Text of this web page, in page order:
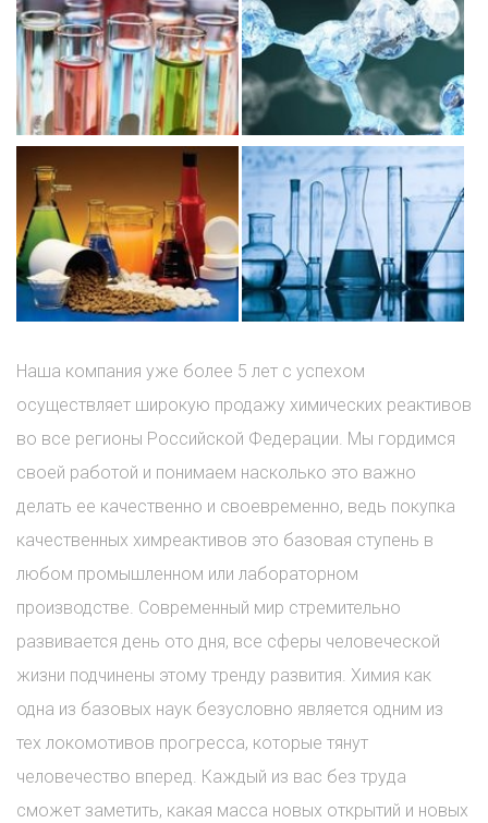
Наша компания уже более 5 лет с успехом
осуществляет широкую продажу химических реактивов
во все регионы Российской Федерации. Мы гордимся
своей работой и понимаем насколько это важно
делать ее качественно и своевременно, ведь покупка
качественных химреактивов это базовая ступень в
любом промышленном или лабораторном
производстве. Современный мир стремительно
развивается день ото дня, все сферы человеческой
жизни подчинены этому тренду развития. Химия как
одна из базовых наук безусловно является одним из
тех локомотивов прогресса, которые тянут
человечество вперед. Каждый из вас без труда
сможет заметить, какая масса новых открытий и новых